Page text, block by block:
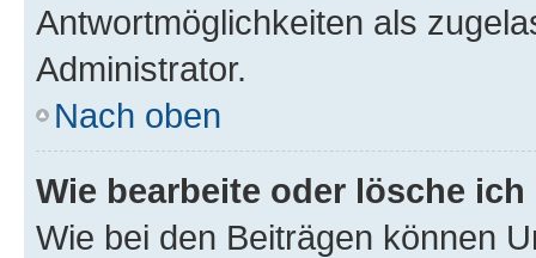
Antwortmöglichkeiten als
Administrator.
Nach oben
Wie bearbeite oder lösche
Wie bei den Beiträgen können